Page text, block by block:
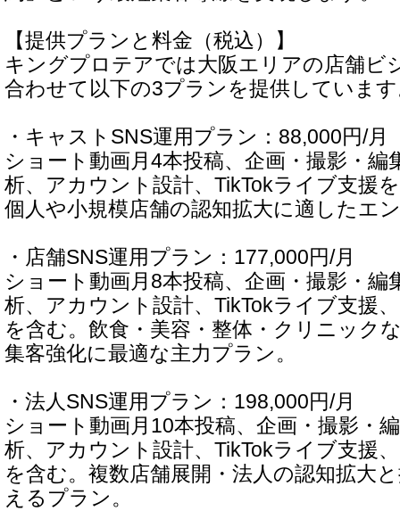
【提供プランと料金（税込）】
キングプロテアでは大阪エリアの店舗ビ
合わせて以下の3プランを提供していま
・キャストSNS運用プラン：88,000円/月
ショート動画月4本投稿、企画・撮影・編
析、アカウント設計、TikTokライブ支援
個人や小規模店舗の認知拡大に適したエ
・店舗SNS運用プラン：177,000円/月
ショート動画月8本投稿、企画・撮影・編
析、アカウント設計、TikTokライブ支援
を含む。飲食・美容・整体・クリニック
集客強化に最適な主力プラン。
・法人SNS運用プラン：198,000円/月
ショート動画月10本投稿、企画・撮影・
析、アカウント設計、TikTokライブ支援
を含む。複数店舗展開・法人の認知拡大
えるプラン。